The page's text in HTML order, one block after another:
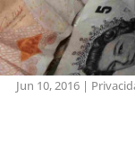
Jun 10, 2016|